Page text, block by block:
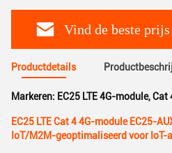
Vind de beste prijs
Productdetails
Markeren: EC25 LTE 4G-module,Cat
EC25 LTE Cat 4 4G-module EC25-
IoT/M2M-geoptimaliseerd voor IoT-